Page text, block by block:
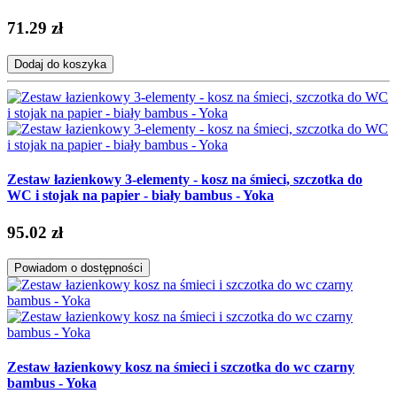
71.29 zł
Dodaj do koszyka
Zestaw łazienkowy 3-elementy - kosz na śmieci, szczotka do
WC i stojak na papier - biały bambus - Yoka
95.02 zł
Powiadom o dostępności
Zestaw łazienkowy kosz na śmieci i szczotka do wc czarny
bambus - Yoka